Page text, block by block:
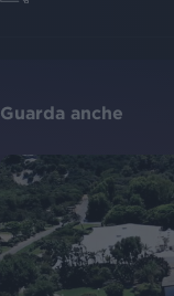
Guarda anche